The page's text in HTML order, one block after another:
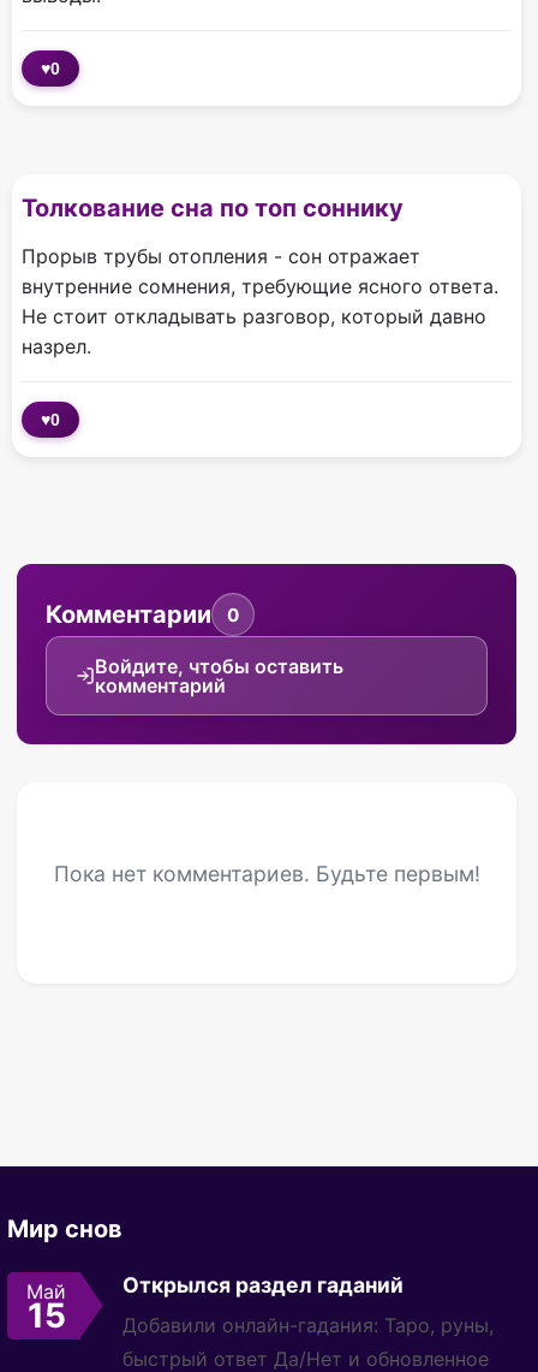
♥0
Толкование сна по топ соннику
Прорыв трубы отопления - сон отражает
внутренние сомнения, требующие ясного ответа.
Не стоит откладывать разговор, который давно
назрел.
♥0
Комментарии 0
Войдите, чтобы оставить
комментарий
Пока нет комментариев. Будьте первым!
Мир снов
Май
15
Открылся раздел гаданий
Добавили онлайн-гадания: Таро, руны,
быстрый ответ Да/Нет и обновленное